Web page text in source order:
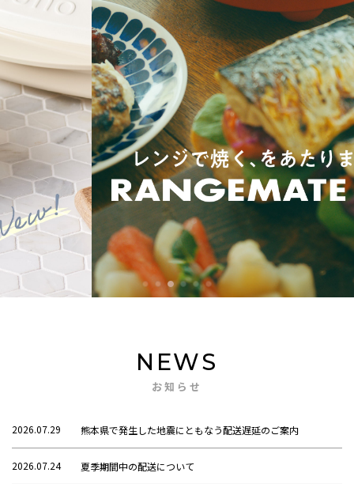
NEWS
お知らせ
2026.07.29 熊本県で発生した地震にともなう配送遅延のご案内
2026.07.24 夏季期間中の配送について